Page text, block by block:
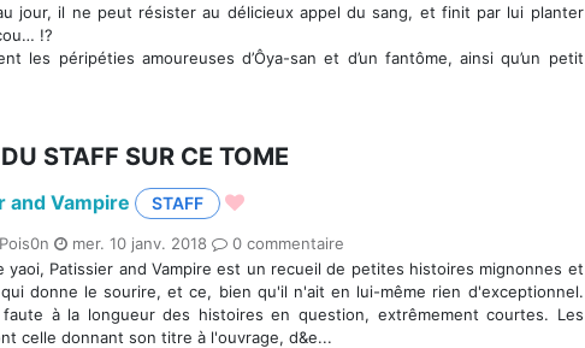
jour, il ne peut résister au délicieux appel du sang, et finit par lui planter
!?
les péripéties amoureuses d’Ôya-san et d’un fantôme, ainsi qu’un petit
STAFF SUR CE TOME
and Vampire
STAFF
mer. 10 janv. 2018
0 commentaire
yaoi, Patissier and Vampire est un recueil de petites histoires mignonnes et
donne le sourire, et ce, bien qu'il n'ait en lui-même rien d'exceptionnel.
faute à la longueur des histoires en question, extrêmement courtes. Les
celle donnant son titre à l'ouvrage, d&e...